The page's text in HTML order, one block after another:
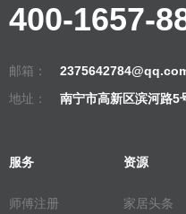
400-1657-
邮箱：
地址：
南宁市高新区滨河路5
服务
师傅注册
资源
家居头条